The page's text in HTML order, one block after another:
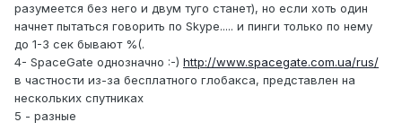
разумеется без него и двум туго станет), но если хоть один
начнет пытаться говорить по Skype..... и пинги только по нему
до 1-3 сек бывают %(.
4- SpaceGate однозначно :-) http://www.spacegate.com.ua/rus/
в частности из-за бесплатного глобакса, представлен на
нескольких спутниках
5 - разные